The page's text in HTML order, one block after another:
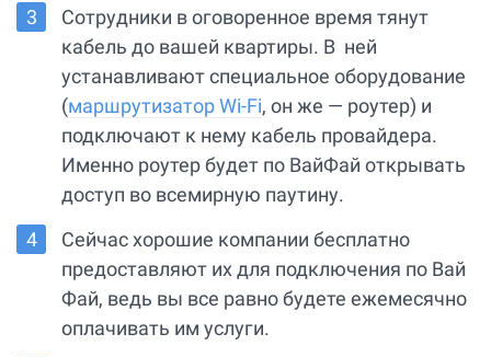
Сотрудники в оговоренное время тянут
кабель до вашей квартиры. В ней
устанавливают специальное оборудование
(маршрутизатор Wi-Fi, он же — роутер) и
подключают к нему кабель провайдера.
Именно роутер будет по ВайФай открывать
доступ во всемирную паутину.
Сейчас хорошие компании бесплатно
предоставляют их для подключения по Вай
Фай, ведь вы все равно будете ежемесячно
оплачивать им услуги.